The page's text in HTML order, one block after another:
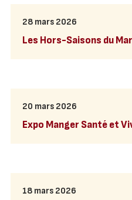
28 mars 2026
Les Hors-Saisons du
20 mars 2026
Expo Manger Santé et
18 mars 2026